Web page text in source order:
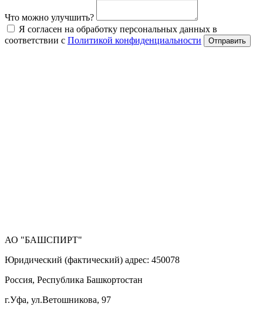
Что можно улучшить?
Я согласен на обработку персональных данных в
соответствии с Политикой конфиденциальности Отправить
АО "БАШСПИРТ"
Юридический (фактический) адрес: 450078
Россия, Республика Башкортостан
г.Уфа, ул.Ветошникова, 97